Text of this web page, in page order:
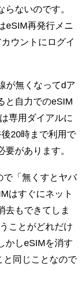
ないのです。
eSIM再発行メニ
ウントにログイ
が無くなってdア
と自力でのeSIM
専用ダイアルに
20時まで利用で
があります。
で「無くすとヤバ
はすぐにネット
去もできてしま
ことがどれだけ
かしeSIMを消す
と同じことなので